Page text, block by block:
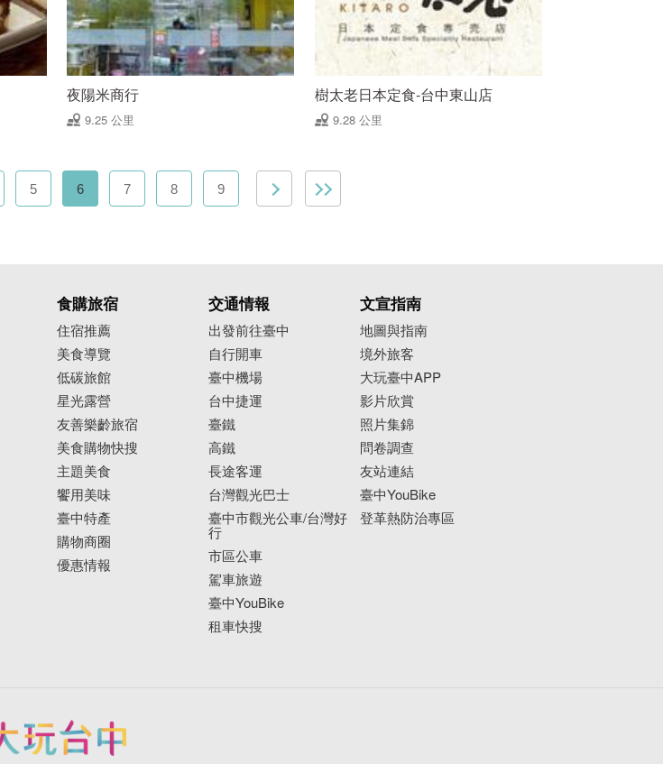
夜陽米商行
9.25 公里
樹太老日本定食-台中東山店
9.28 公里
5 6 7 8 9
食購旅宿
住宿推薦
美食導覽
低碳旅館
星光露營
友善樂齡旅宿
美食購物快搜
主題美食
饗用美味
臺中特產
購物商圈
優惠情報
交通情報
出發前往臺中
自行開車
臺中機場
台中捷運
臺鐵
高鐵
長途客運
台灣觀光巴士
臺中市觀光公車/台灣好
行
市區公車
駕車旅遊
臺中YouBike
租車快搜
文宣指南
地圖與指南
境外旅客
大玩臺中APP
影片欣賞
照片集錦
問卷調查
友站連結
臺中YouBike
登革熱防治專區